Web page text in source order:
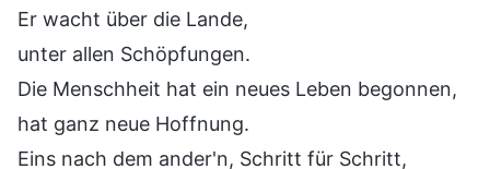
Er wacht über die Lande,
unter allen Schöpfungen.
Die Menschheit hat ein neues Leben begonnen,
hat ganz neue Hoffnung.
Eins nach dem ander'n, Schritt für Schritt,